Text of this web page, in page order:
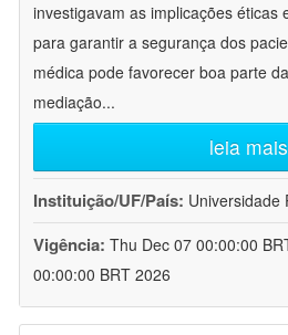
investigavam as implicações éticas
para garantir a segurança dos
médica pode favorecer boa parte
mediação...
leia mais
Instituição/UF/País: Universidade
Vigência: Thu Dec 07 00:00:00
00:00:00 BRT 2026